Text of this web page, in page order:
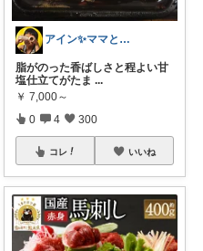
アイン✨ママと子供と食べ物と🍭
脂がのった香ばしさと程よい甘
塩仕立てがたま ...
￥ 7,000～
0 4 300
コレ いいね